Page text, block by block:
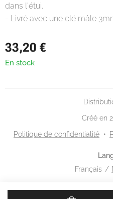
dans l'étui.
- Livré avec une clé mâle
33,20 €
En stock
Créé en
Politique de confidentialité
Français